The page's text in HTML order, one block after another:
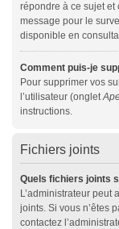
répondre à ce sujet et
message pour le
disponible en
Comment puis-je
Pour supprimer vos
l’utilisateur (onglet
instructions.
Fichiers joints
Quels fichiers joints
L’administrateur peut
joints. Si vous n’êtes
contactez